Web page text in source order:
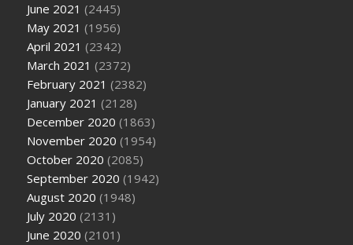
June 2021 (2445)
May 2021 (1956)
April 2021 (2342)
March 2021 (2372)
February 2021 (2382)
January 2021 (2128)
December 2020 (1863)
November 2020 (1954)
October 2020 (2085)
September 2020 (1942)
August 2020 (1948)
July 2020 (2131)
June 2020 (2101)